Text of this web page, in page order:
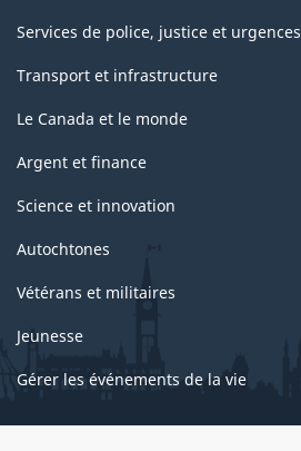
Services de police, justice et urgences
Transport et infrastructure
Le Canada et le monde
Argent et finance
Science et innovation
Autochtones
Vétérans et militaires
Jeunesse
Gérer les événements de la vie